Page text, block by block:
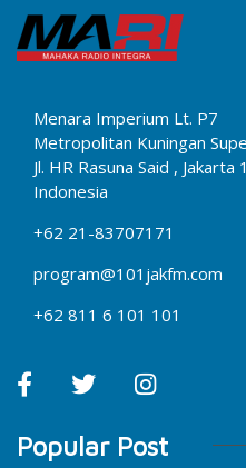
Menara Imperium Lt. P7
Metropolitan Kuningan
Jl. HR Rasuna Said , Jakarta
Indonesia
+62 21-83707171
program@101jakfm.com
+62 811 6 101 101
Popular Post